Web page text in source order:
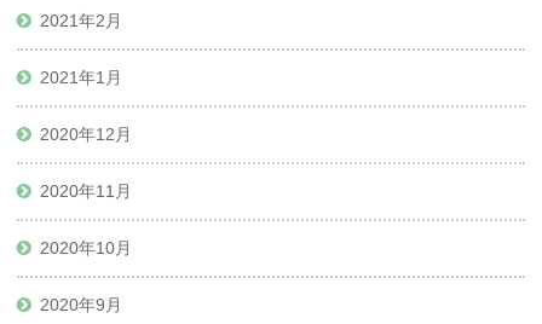
2021年2月
2021年1月
2020年12月
2020年11月
2020年10月
2020年9月